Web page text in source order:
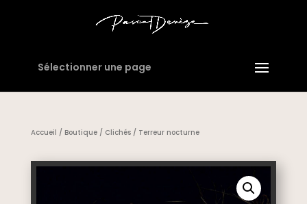
Sélectionner une page
Accueil / Boutique/ Clichés/ Terreur nocturne